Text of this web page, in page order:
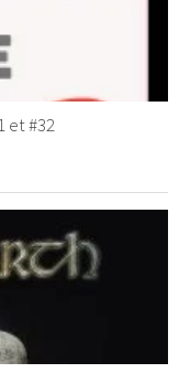
et #32